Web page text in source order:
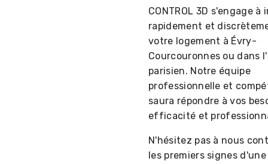
CONTROL 3D s'engage
rapidement et
votre logement à Évry-
Courcouronnes ou dans
parisien. Notre équipe
professionnelle et
saura répondre à vos
efficacité et
N'hésitez pas à nous
les premiers signes d'une